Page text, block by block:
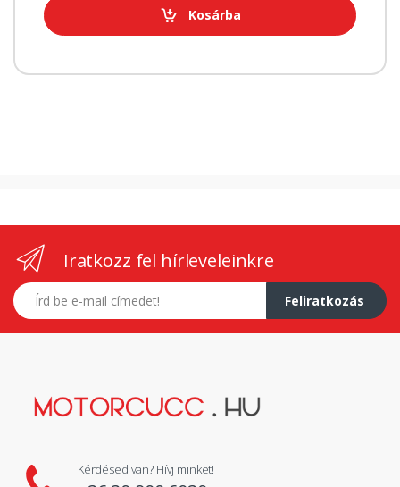
Kosárba
Iratkozz fel hírleveleinkre
E-mail címed
Feliratkozás
Kérdésed van? Hívj minket!